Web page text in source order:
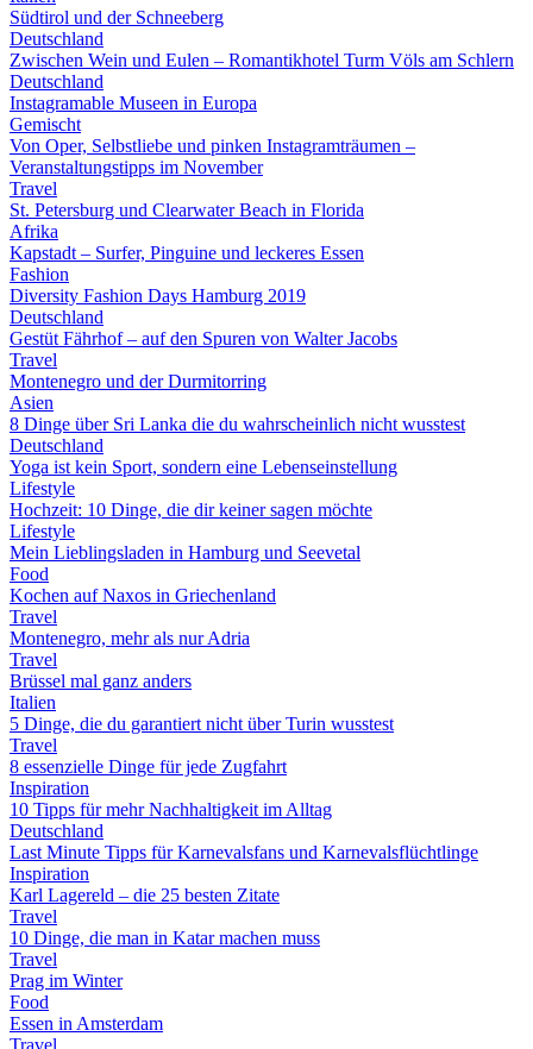
Südtirol und der Schneeberg
Deutschland
Zwischen Wein und Eulen – Romantikhotel Turm Völs am Schlern
Deutschland
Instagramable Museen in Europa
Gemischt
Von Oper, Selbstliebe und pinken Instagramträumen –
Veranstaltungstipps im November
Travel
St. Petersburg und Clearwater Beach in Florida
Afrika
Kapstadt – Surfer, Pinguine und leckeres Essen
Fashion
Diversity Fashion Days Hamburg 2019
Deutschland
Gestüt Fährhof – auf den Spuren von Walter Jacobs
Travel
Montenegro und der Durmitorring
Asien
8 Dinge über Sri Lanka die du wahrscheinlich nicht wusstest
Deutschland
Yoga ist kein Sport, sondern eine Lebenseinstellung
Lifestyle
Hochzeit: 10 Dinge, die dir keiner sagen möchte
Lifestyle
Mein Lieblingsladen in Hamburg und Seevetal
Food
Kochen auf Naxos in Griechenland
Travel
Montenegro, mehr als nur Adria
Travel
Brüssel mal ganz anders
Italien
5 Dinge, die du garantiert nicht über Turin wusstest
Travel
8 essenzielle Dinge für jede Zugfahrt
Inspiration
10 Tipps für mehr Nachhaltigkeit im Alltag
Deutschland
Last Minute Tipps für Karnevalsfans und Karnevalsflüchtlinge
Inspiration
Karl Lagereld – die 25 besten Zitate
Travel
10 Dinge, die man in Katar machen muss
Travel
Prag im Winter
Food
Essen in Amsterdam
Travel